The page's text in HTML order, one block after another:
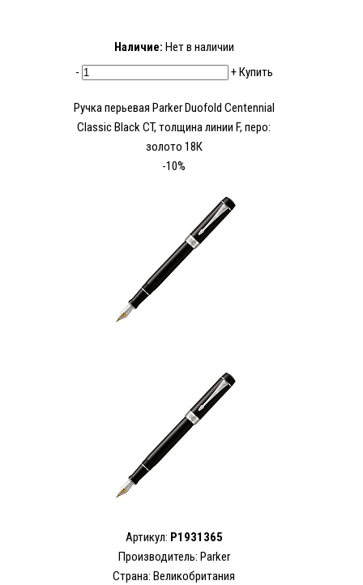
Наличие: Нет в наличии
-
+Купить
Ручка перьевая Parker Duofold Centennial
Classic Black CT, толщина линии F, перо:
золото 18К
-10%
Артикул: P1931365
Производитель: Parker
Страна: Великобритания